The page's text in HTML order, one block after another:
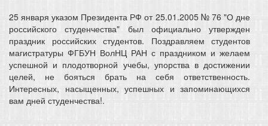
25 января указом Президента РФ от 25.01.2005 № 76 "О дне
российского студенчества" был официально утвержден
праздник российских студентов. Поздравляем студентов
магистратуры ФГБУН ВолНЦ РАН с праздником и желаем
успешной и плодотворной учебы, упорства в достижении
целей, не бояться брать на себя ответственность.
Интересных, насыщенных, успешных и запоминающихся
вам дней студенчества!.